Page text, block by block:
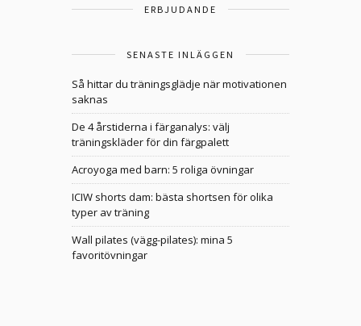
ERBJUDANDE
SENASTE INLÄGGEN
Så hittar du träningsglädje när motivationen
saknas
De 4 årstiderna i färganalys: välj
träningskläder för din färgpalett
Acroyoga med barn: 5 roliga övningar
ICIW shorts dam: bästa shortsen för olika
typer av träning
Wall pilates (vägg-pilates): mina 5
favoritövningar